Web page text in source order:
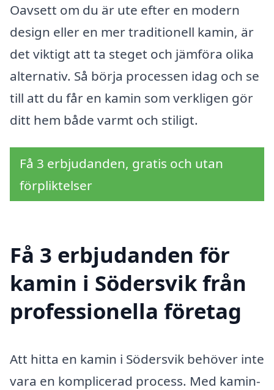
Oavsett om du är ute efter en modern
design eller en mer traditionell kamin, är
det viktigt att ta steget och jämföra olika
alternativ. Så börja processen idag och se
till att du får en kamin som verkligen gör
ditt hem både varmt och stiligt.
Få 3 erbjudanden, gratis och utan
förpliktelser
Få 3 erbjudanden för
kamin i Södersvik från
professionella företag
Att hitta en kamin i Södersvik behöver inte
vara en komplicerad process. Med kamin-